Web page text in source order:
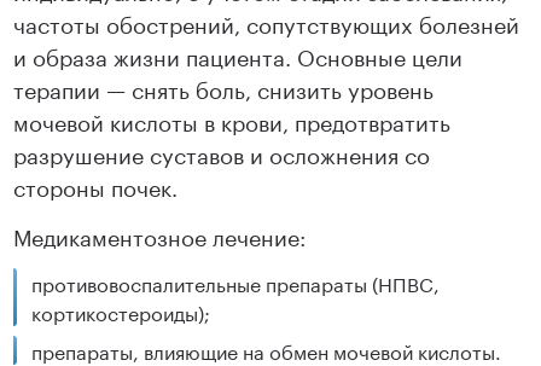
частоты обострений, сопутствующих болезней
и образа жизни пациента. Основные цели
терапии — снять боль, снизить уровень
мочевой кислоты в крови, предотвратить
разрушение суставов и осложнения со
стороны почек.
Медикаментозное лечение:
противовоспалительные препараты (НПВС,
кортикостероиды);
препараты, влияющие на обмен мочевой кислоты.